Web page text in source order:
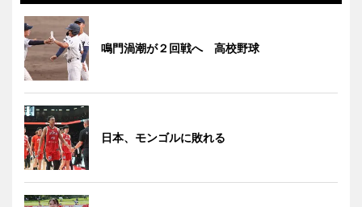
鳴門渦潮が２回戦へ 高校野球
日本、モンゴルに敗れる